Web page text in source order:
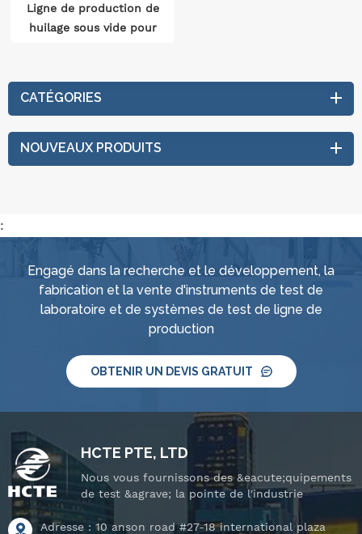
Ligne de production de
huilage sous vide pour
CATÉGORIES
NOUVEAUX PRODUITS
:
Engagé dans la recherche et le développement, la
fabrication et la vente d'instruments de test de
laboratoire et de systèmes de test de ligne de
production
OBTENIR UN DEVIS GRATUIT
HCTE PTE, LTD
Nous vous fournissons des &eacute;quipements
de test &agrave; la pointe de l'industrie
Adresse : 10 anson road #27-18 international plaza